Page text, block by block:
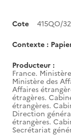
Cote 415QO/
Contexte :
Producteur :
France.
Ministère des
Affaires
étragères.
étrangères.
Direction
étrangères.
Secrétariat